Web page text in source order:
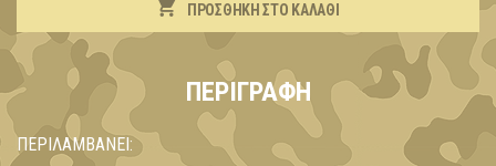
ΠΡΟΣΘΉΚΗ ΣΤΟ ΚΑΛΆΘΙ
ΠΕΡΙΓΡΑΦΉ
ΠΕΡΙΛΑΜΒΑΝΕΙ: